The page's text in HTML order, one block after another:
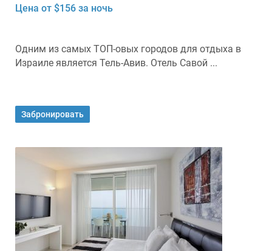
Цена от $156 за ночь
Одним из самых ТОП-овых городов для отдыха в
Израиле является Тель-Авив. Отель Савой ...
Забронировать